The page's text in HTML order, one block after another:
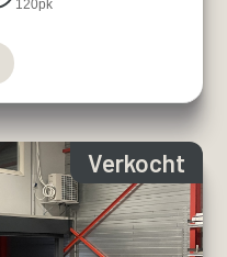
120pk
Verkocht